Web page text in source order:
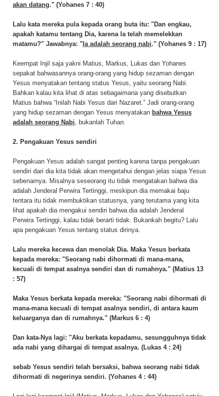
akan datang." (Yohanes 7 : 40)
Lalu kata mereka pula kepada orang buta itu: "Dan engkau,
apakah katamu tentang Dia, karena Ia telah memelekkan
matamu?" Jawabnya: "Ia adalah seorang nabi." (Yohanes 9 : 17)
Keempat Injil saja yakni Matius, Markus, Lukas dan Yohanes
sepakat bahwasannya orang-orang yang hidup sezaman dengan
Yesus menyatakan tentang status Yesus, yaitu seorang Nabi.
Bahkan kalau kita lihat di atas sebagaimana yang disebutkan
Matius bahwa “Inilah Nabi Yesus dari Nazaret.” Jadi orang-orang
yang hidup sezaman dengan Yesus menyatakan bahwa Yesus
adalah seorang Nabi , bukanlah Tuhan.
2. Pengakuan Yesus sendiri
Pengakuan Yesus adalah sangat penting karena tanpa pengakuan
sendiri dari dia kita tidak akan mengetahui dengan jelas siapa Yesus
sebenarnya. Misalnya seseorang itu tidak mengatakan bahwa dia
adalah Jenderal Perwira Tertinggi, meskipun dia memakai baju
tentara itu tidak membuktikan statusnya, yang terutama yang kita
lihat apakah dia mengakui sendiri bahwa dia adalah Jenderal
Perwira Tertinggi, kalau tidak berarti tidak. Bukankah begitu? Lalu
apa pengakuan Yesus tentang status dirinya.
Lalu mereka kecewa dan menolak Dia. Maka Yesus berkata
kepada mereka: "Seorang nabi dihormati di mana-mana,
kecuali di tempat asalnya sendiri dan di rumahnya." (Matius 13
: 57)
Maka Yesus berkata kepada mereka: "Seorang nabi dihormati di
mana-mana kecuali di tempat asalnya sendiri, di antara kaum
keluarganya dan di rumahnya." (Markus 6 : 4)
Dan kata-Nya lagi: "Aku berkata kepadamu, sesungguhnya tidak
ada nabi yang dihargai di tempat asalnya. (Lukas 4 : 24)
sebab Yesus sendiri telah bersaksi, bahwa seorang nabi tidak
dihormati di negerinya sendiri. (Yohanes 4 : 44)